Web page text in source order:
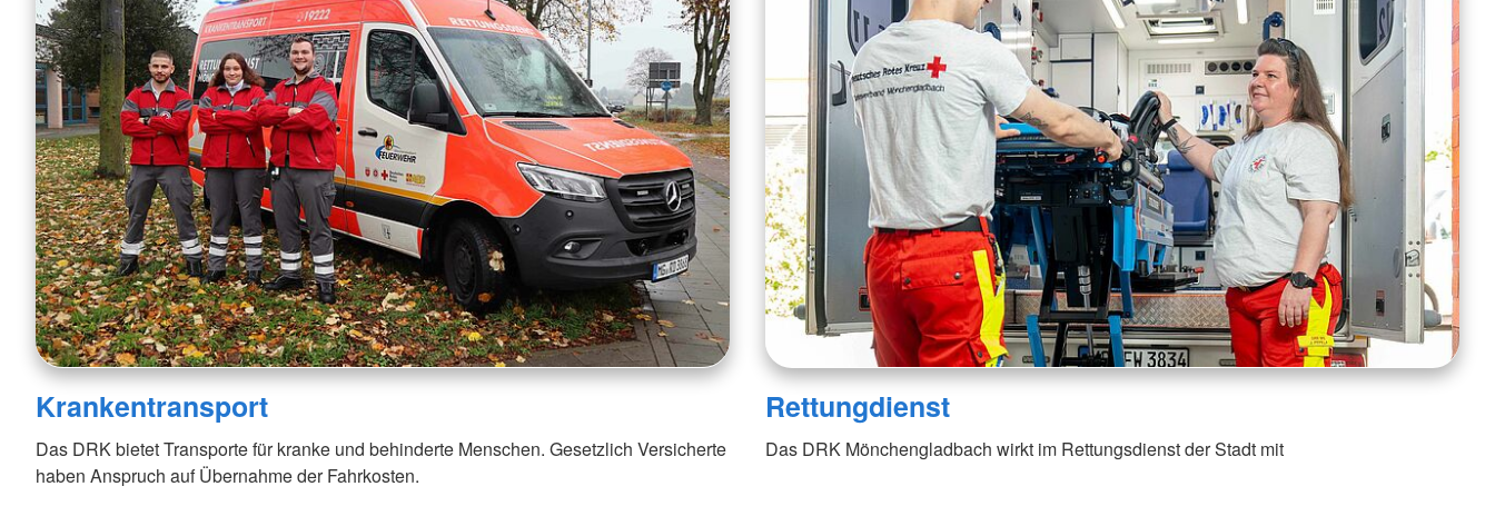
Krankentransport
Das DRK bietet Transporte für kranke und behinderte Menschen. Gesetzlich Versicherte
haben Anspruch auf Übernahme der Fahrkosten.
Rettungdienst
Das DRK Mönchengladbach wirkt im Rettungsdienst der Stadt mit